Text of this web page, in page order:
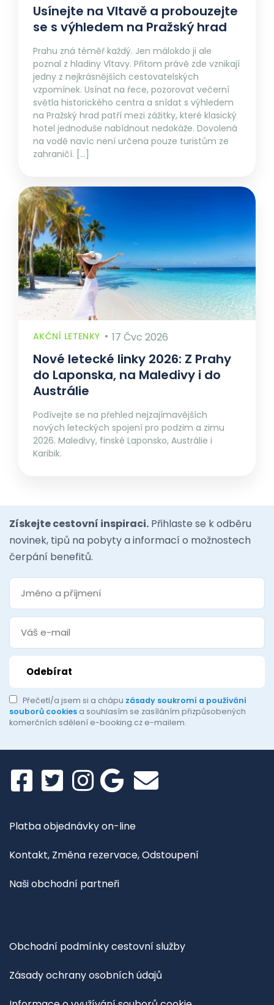
Usínejte na Vltavě a probouzejte
se s výhledem na Pražský hrad
Prahu zná téměř každý. Jen málokdo ji ale
poznal z hladiny Vltavy. Přitom právě zde vznikají
jedny z nejkrásnějších cestovatelských
vzpomínek. Usínat na řece, pozorovat večerní
světla historického centra a snídat s výhledem
na Pražský hrad patří mezi zážitky, které klasický
hotel jednoduše nabídnout nedokáže. Dovolená
na vodě navíc není určena pouze turistům ze
zahraničí. […]
AKČNÍ LETENKY 17 Čvc 2026
Nové letecké linky 2026: Z Prahy
do Laponska, na Maledivy i do
Austrálie
Podívejte se na přehled nejzajímavějších
nových leteckých spojení pro podzim a zimu
2026. Maledivy, finské Laponsko, Austrálie i
Karibik.
Získejte cestovní inspiraci. Přihlaste se k odběru
novinek, tipů na pobyty a informací o možnostech
čerpání benefitů.
Přečetl/a jsem si a chápu zásady soukromí a používání
souborů cookies a souhlasím se zasíláním přizpůsobených
komerčních sdělení e-booking.cz e-mailem.
Platba objednávky on-line
Kontakt, Změna rezervace, Odstoupení
Naši obchodní partneři
Obchodní podmínky cestovní služby
Zásady ochrany osobních údajů